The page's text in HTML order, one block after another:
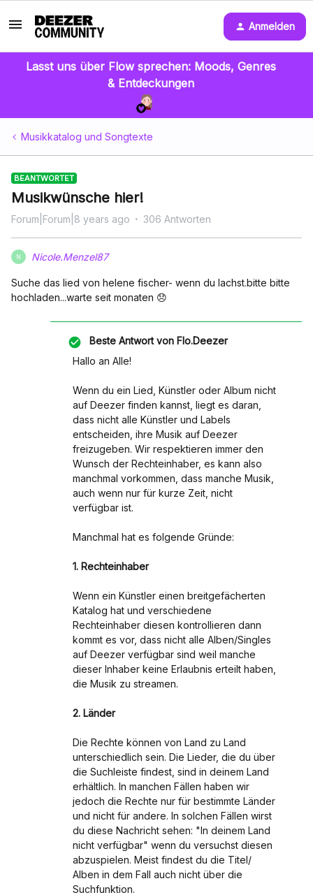
Anmelden
Lasst uns über Flow sprechen: Moods, Genres
& Entdeckungen
Musikkatalog und Songtexte
BEANTWORTET
Musikwünsche hier!
Forum|Forum|8 years ago 306 Antworten
N Nicole.Menzel87
Suche das lied von helene fischer- wenn du lachst.bitte bitte
hochladen...warte seit monaten 😞
Beste Antwort von Flo.Deezer
Hallo an Alle!
Wenn du ein Lied, Künstler oder Album nicht
auf Deezer finden kannst, liegt es daran,
dass nicht alle Künstler und Labels
entscheiden, ihre Musik auf Deezer
freizugeben. Wir respektieren immer den
Wunsch der Rechteinhaber, es kann also
manchmal vorkommen, dass manche Musik,
auch wenn nur für kurze Zeit, nicht
verfügbar ist.
Manchmal hat es folgende Gründe:
1. Rechteinhaber
Wenn ein Künstler einen breitgefächerten
Katalog hat und verschiedene
Rechteinhaber diesen kontrollieren dann
kommt es vor, dass nicht alle Alben/Singles
auf Deezer verfügbar sind weil manche
dieser Inhaber keine Erlaubnis erteilt haben,
die Musik zu streamen.
2. Länder
Die Rechte können von Land zu Land
unterschiedlich sein. Die Lieder, die du über
die Suchleiste findest, sind in deinem Land
erhältlich. In manchen Fällen haben wir
jedoch die Rechte nur für bestimmte Länder
und nicht für andere. In solchen Fällen wirst
du diese Nachricht sehen: "In deinem Land
nicht verfügbar" wenn du versuchst diesen
abzuspielen. Meist findest du die Titel/
Alben in dem Fall auch nicht über die
Suchfunktion.